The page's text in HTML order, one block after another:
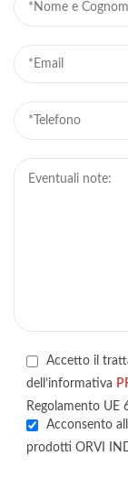
Accetto il
dell’informativa
Regolamento UE
Acconsento
prodotti ORVI